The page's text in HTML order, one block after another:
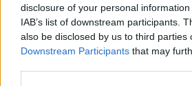
disclosure of your personal
IAB’s list of downstream participants.
also be disclosed by us to third parties
Downstream Participants that may